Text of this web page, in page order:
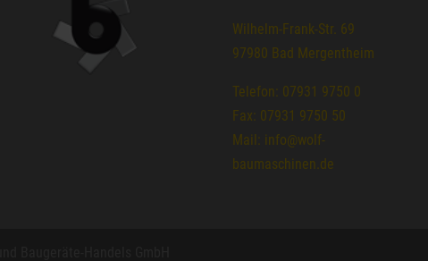
Wilhelm-Frank-Str. 69
97980 Bad Mergentheim
Telefon: 07931 9750 0
Fax: 07931 9750 50
Mail: info@wolf-
baumaschinen.de